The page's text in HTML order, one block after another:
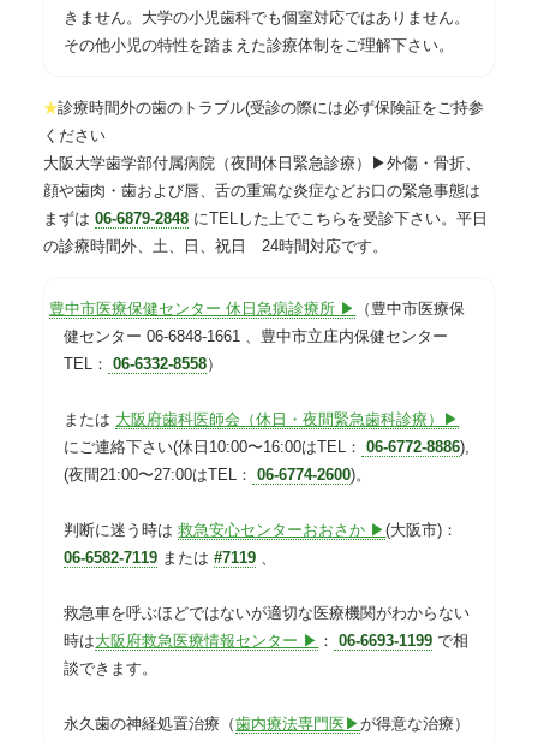
きません。大学の小児歯科でも個室対応ではありません。
その他小児の特性を踏まえた診療体制をご理解下さい。
★診療時間外の歯のトラブル(受診の際には必ず保険証をご持参
ください
大阪大学歯学部付属病院（夜間休日緊急診療）▶外傷・骨折、
顔や歯肉・歯および唇、舌の重篤な炎症などお口の緊急事態は
まずは06-6879-2848 にTELした上でこちらを受診下さい。平日
の診療時間外、土、日、祝日 24時間対応です。
豊中市医療保健センター 休日急病診療所 ▶
（豊中市医療保
健センター 06-6848-1661 、豊中市立庄内保健センター
TEL： 06-6332-8558）
または 大阪府歯科医師会（休日・夜間緊急歯科診療）▶
にご連絡下さい(休日10:00〜16:00はTEL： 06-6772-8886),
(夜間21:00〜27:00はTEL： 06-6774-2600)。
判断に迷う時は救急安心センターおおさか ▶(大阪市)：
06-6582-7119 または#7119 、
救急車を呼ぶほどではないが適切な医療機関がわからない
時は大阪府救急医療情報センター ▶ ： 06-6693-1199 で相
談できます。
永久歯の神経処置治療（歯内療法専門医▶が得意な治療）